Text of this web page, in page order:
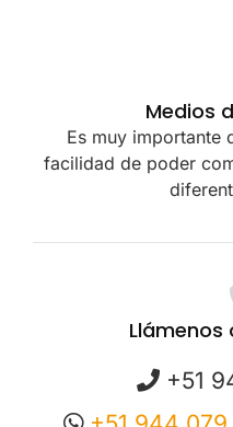
Medios
Es muy importante
facilidad de poder
Llámenos
+51